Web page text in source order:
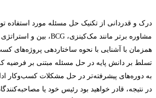
درک و قدردانی از تکنیک حل مسئله مورد
مشاوره برتر مانند مک‌کینزی، BCG، بین و استراتژی
همزمان با آشنایی با نحوه ساختاردهی پروژه‌های
تسلط بر دانش پایه در حل مسئله مبتنی بر فرضیه
به دوره‌های پیشرفته‌تر در حل مشکلات کسب‌وکار
در نتیجه، قادر خواهید بود رئیس خود یا